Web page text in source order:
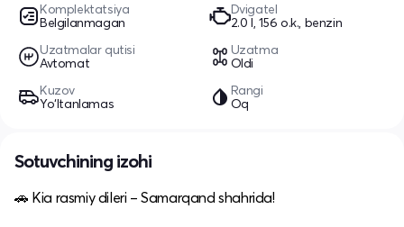
Komplektatsiya
Belgilanmagan
Dvigatel
2.0 l, 156 o.k., benzin
Uzatmalar qutisi
Avtomat
Uzatma
Oldi
Kuzov
Yo‘ltanlamas
Rangi
Oq
Sotuvchining izohi
🚗 Kia rasmiy dileri – Samarqand shahrida!